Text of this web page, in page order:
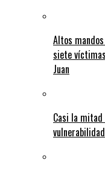
Altos
siete
Juan
Casi la mitad
vulnerabilidad